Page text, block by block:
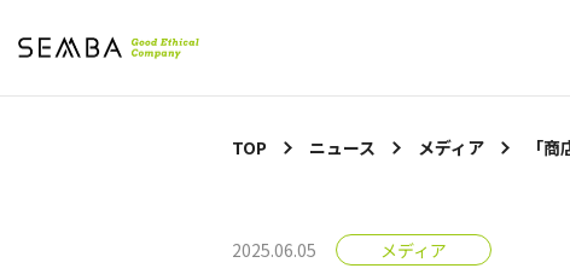
TOP ニュース メディア 「
2025.06.05 メディア